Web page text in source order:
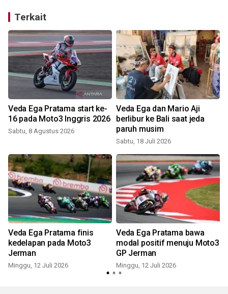
Terkait
Veda Ega Pratama start ke-
16 pada Moto3 Inggris 2026
Sabtu, 8 Agustus 2026
Veda Ega dan Mario Aji
berlibur ke Bali saat jeda
paruh musim
Sabtu, 18 Juli 2026
Veda Ega Pratama finis
kedelapan pada Moto3
Jerman
Minggu, 12 Juli 2026
Veda Ega Pratama bawa
modal positif menuju Moto3
GP Jerman
Minggu, 12 Juli 2026